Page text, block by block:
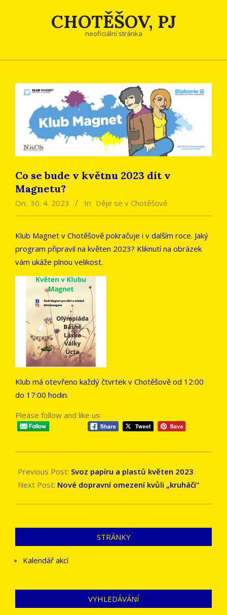
CHOTĚŠOV, PJ
neoficiální stránka
Co se bude v květnu 2023 dít v
Magnetu?
On: 30. 4. 2023 In: Děje se v Chotěšově
Klub Magnet v Chotěšově pokračuje i v dalším roce. Jaký
program připravil na květen 2023? Kliknutí na obrázek
vám ukáže plnou velikost.
Klub má otevřeno každý čtvrtek v Chotěšově od 12:00
do 17:00 hodin.
Please follow and like us:
04-
30
Previous Post: Svoz papíru a plastů květen 2023
Next Post: Nové dopravní omezení kvůli „kruháči“
STRÁNKY
Kalendář akcí
VYHLEDÁVÁNÍ